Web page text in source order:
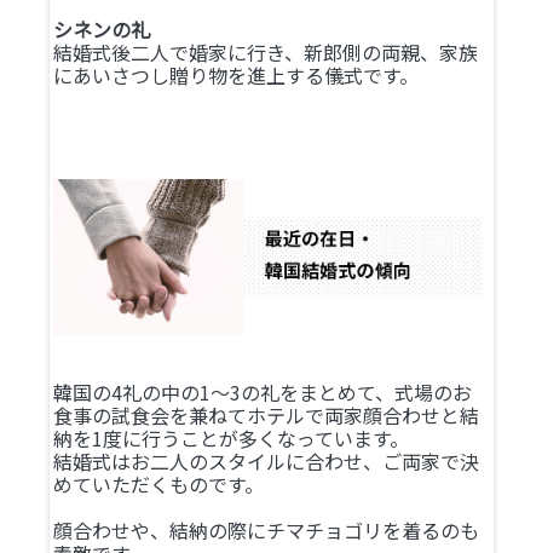
シネンの礼
結婚式後二人で婚家に行き、新郎側の両親、家族
にあいさつし贈り物を進上する儀式です。
韓国の4礼の中の1～3の礼をまとめて、式場のお
食事の試食会を兼ねてホテルで両家顔合わせと結
納を1度に行うことが多くなっています。
結婚式はお二人のスタイルに合わせ、ご両家で決
めていただくものです。
顔合わせや、結納の際にチマチョゴリを着るのも